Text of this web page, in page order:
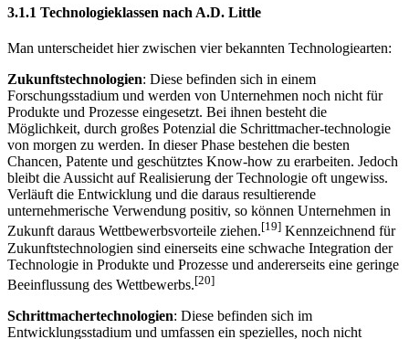
befinden und wie deren Wettbewerbswirkung ist.
3.1.1 Technologieklassen nach A.D. Little
Man unterscheidet hier zwischen vier bekannten Technologiearten:
Zukunftstechnologien : Diese befinden sich in einem
Forschungsstadium und werden von Unternehmen noch nicht für
Produkte und Prozesse eingesetzt. Bei ihnen besteht die
Möglichkeit, durch großes Potenzial die Schrittmacher-technologie
von morgen zu werden. In dieser Phase bestehen die besten
Chancen, Patente und geschütztes Know-how zu erarbeiten. Jedoch
bleibt die Aussicht auf Realisierung der Technologie oft ungewiss.
Verläuft die Entwicklung und die daraus resultierende
unternehmerische Verwendung positiv, so können Unternehmen in
Zukunft daraus Wettbewerbsvorteile ziehen.[19]Kennzeichnend für
Zukunftstechnologien sind einerseits eine schwache Integration der
Technologie in Produkte und Prozesse und andererseits eine geringe
Beeinflussung des Wettbewerbs.[20]